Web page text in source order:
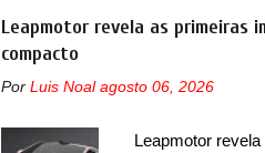
Leapmotor revela as primeiras
compacto
Por Luis Noal agosto 06, 2026
Leapmotor